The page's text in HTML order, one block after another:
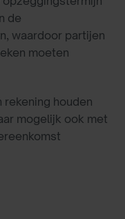
de
waardoor partijen
moeten
houden
mogelijk ook met